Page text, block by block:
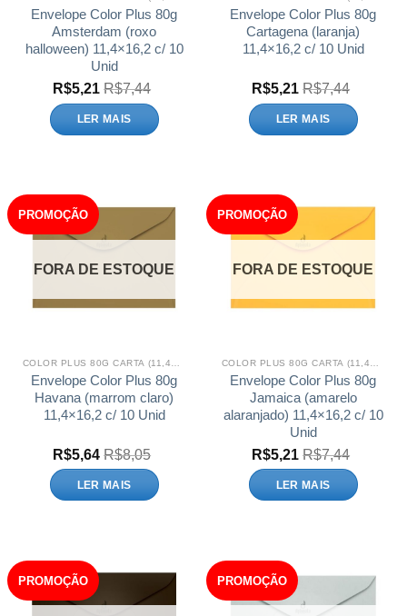
Envelope Color Plus 80g
Amsterdam (roxo
halloween) 11,4×16,2 c/ 10
Unid
R$5,21 R$7,44
LER MAIS
Envelope Color Plus 80g
Cartagena (laranja)
11,4×16,2 c/ 10 Unid
R$5,21 R$7,44
LER MAIS
PROMOÇÃO
FORA DE ESTOQUE
Envelope Color Plus 80g
Havana (marrom claro)
11,4×16,2 c/ 10 Unid
R$5,64 R$8,05
LER MAIS
PROMOÇÃO
FORA DE ESTOQUE
Envelope Color Plus 80g
Jamaica (amarelo
alaranjado) 11,4×16,2 c/ 10
Unid
R$5,21 R$7,44
LER MAIS
PROMOÇÃO PROMOÇÃO